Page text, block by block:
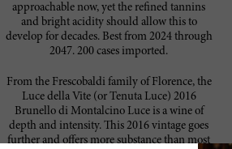
approachable now, yet the refined tannins
and bright acidity should allow this to
develop for decades. Best from 2024 through
2047. 200 cases imported.
From the Frescobaldi family of Florence, the
Luce della Vite (or Tenuta Luce) 2016
Brunello di Montalcino Luce is a wine of
depth and intensity. This 2016 vintage goes
further and offers more substance than most